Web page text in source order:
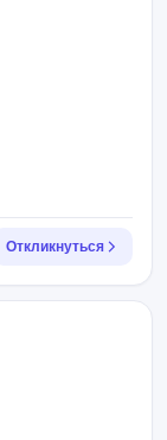
Откликнуться